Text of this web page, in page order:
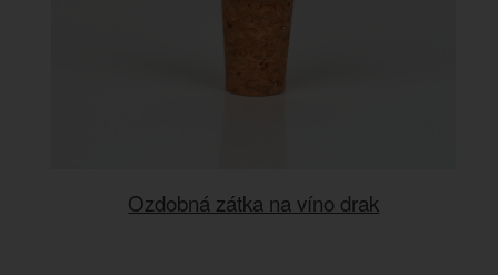
Ozdobná zátka na víno drak